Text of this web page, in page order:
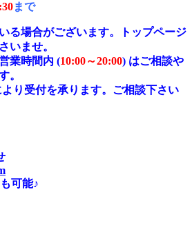
まで
る場合がございます。トップページ
いませ。
業時間内 (10:00～20:00) はご相談や
。
り受付を承ります。ご相談下さい
可能♪